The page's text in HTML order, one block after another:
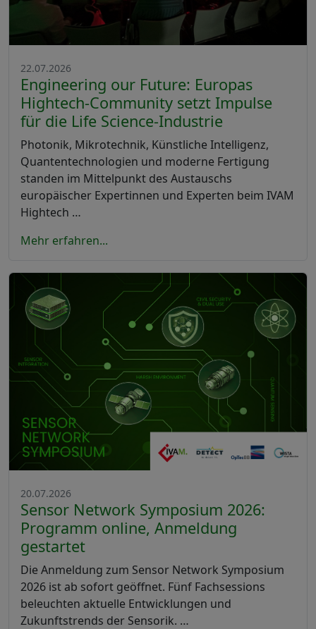
22.07.2026
Engineering our Future: Europas
Hightech-Community setzt Impulse
für die Life Science-Industrie
Photonik, Mikrotechnik, Künstliche Intelligenz,
Quantentechnologien und moderne Fertigung
standen im Mittelpunkt des Austauschs
europäischer Expertinnen und Experten beim IVAM
Hightech …
Mehr erfahren...
20.07.2026
Sensor Network Symposium 2026:
Programm online, Anmeldung
gestartet
Die Anmeldung zum Sensor Network Symposium
2026 ist ab sofort geöffnet. Fünf Fachsessions
beleuchten aktuelle Entwicklungen und
Zukunftstrends der Sensorik. …